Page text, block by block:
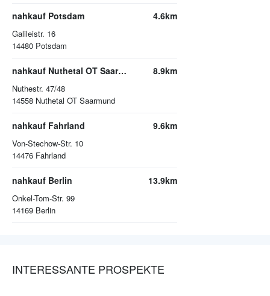
nahkauf Potsdam
Galileistr. 16
14480 Potsdam
4.6km
nahkauf Nuthetal OT Saarmund
Nuthestr. 47/48
14558 Nuthetal OT Saarmund
8.9km
nahkauf Fahrland
Von-Stechow-Str. 10
14476 Fahrland
9.6km
nahkauf Berlin
Onkel-Tom-Str. 99
14169 Berlin
13.9km
INTERESSANTE PROSPEKTE